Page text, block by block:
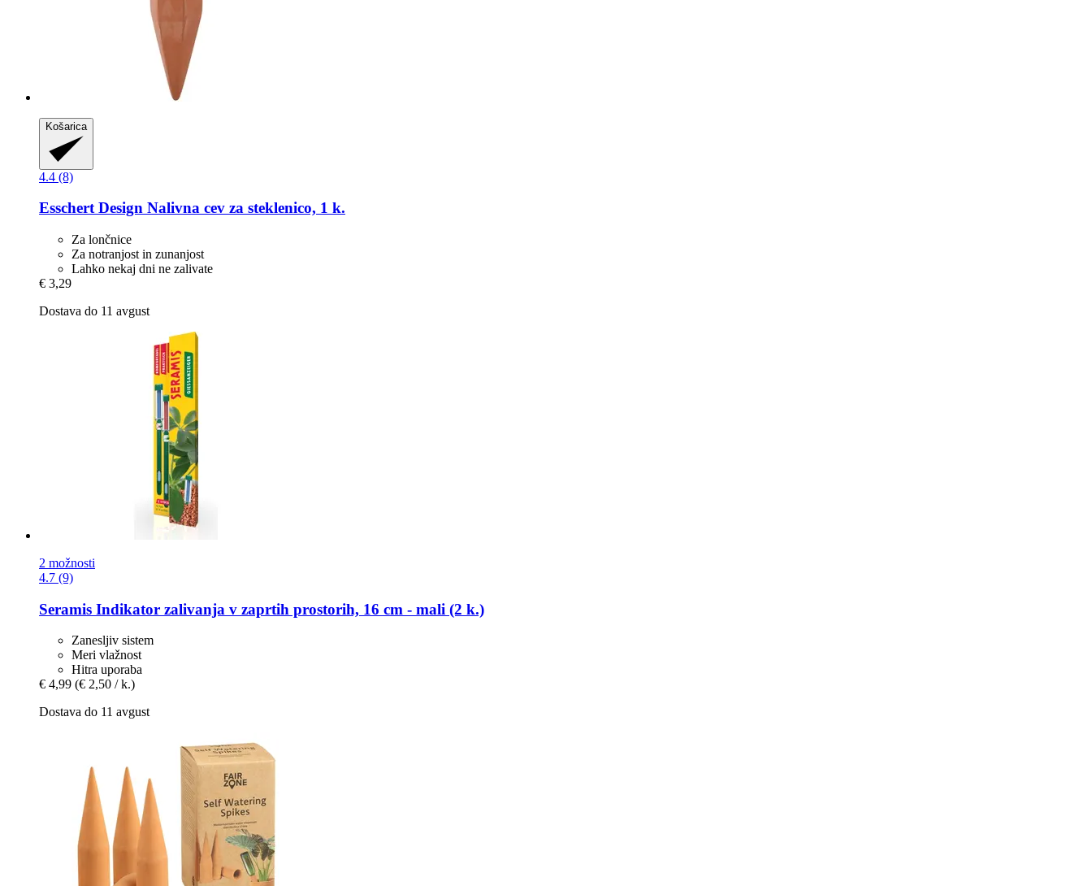
Košarica
4.4 (8)
Esschert Design Nalivna cev za steklenico, 1 k.
Za lončnice
Za notranjost in zunanjost
Lahko nekaj dni ne zalivate
€ 3,29
Dostava do 11 avgust
2 možnosti
4.7 (9)
Seramis Indikator zalivanja v zaprtih prostorih, 16 cm -​ mali (2 k.)
Zanesljiv sistem
Meri vlažnost
Hitra uporaba
€ 4,99 (€ 2,50 / k.)
Dostava do 11 avgust